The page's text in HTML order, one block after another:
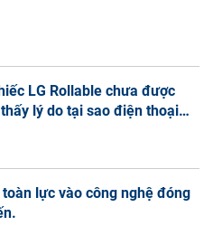
LG Rollable chưa được
lý do tại sao điện thoại
toàn lực vào công nghệ đóng